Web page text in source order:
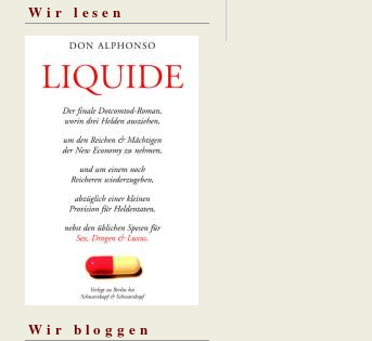
Wir lesen
Wir bloggen